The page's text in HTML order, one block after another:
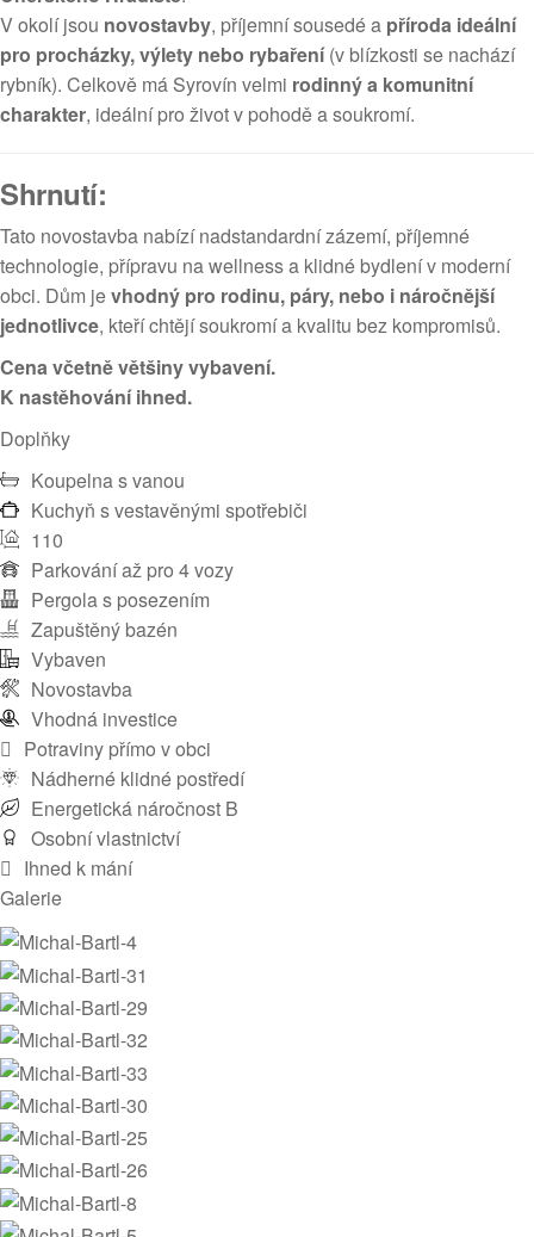
V okolí jsou novostavby, příjemní sousedé a příroda ideální
pro procházky, výlety nebo rybaření(v blízkosti se nachází
rybník). Celkově má Syrovín velmi rodinný a komunitní
charakter, ideální pro život v pohodě a soukromí.
Shrnutí:
Tato novostavba nabízí nadstandardní zázemí, příjemné
technologie, přípravu na wellness a klidné bydlení v moderní
obci. Dům jevhodný pro rodinu, páry, nebo i náročnější
jednotlivce, kteří chtějí soukromí a kvalitu bez kompromisů.
Cena včetně většiny vybavení.
K nastěhování ihned.
Doplňky
Koupelna s vanou
Kuchyň s vestavěnými spotřebiči
110
Parkování až pro 4 vozy
Pergola s posezením
Zapuštěný bazén
Vybaven
Novostavba
Vhodná investice
Potraviny přímo v obci
Nádherné klidné postředí
Energetická náročnost B
Osobní vlastnictví
Ihned k mání
Galerie